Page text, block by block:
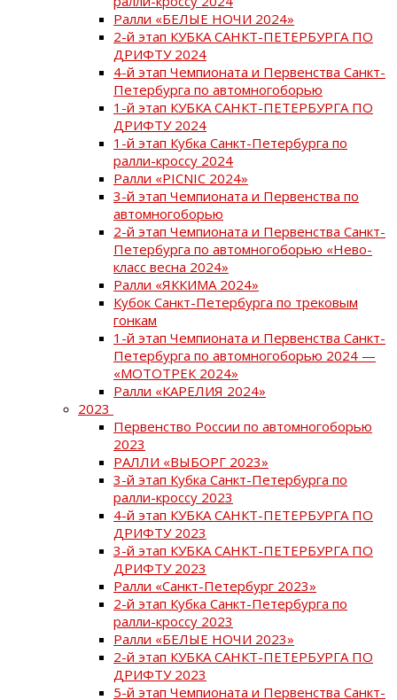
Ралли «БЕЛЫЕ НОЧИ 2024»
2-й этап КУБКА САНКТ-ПЕТЕРБУРГА ПО
ДРИФТУ 2024
4-й этап Чемпионата и Первенства Санкт-
Петербурга по автомногоборью
1-й этап КУБКА САНКТ-ПЕТЕРБУРГА ПО
ДРИФТУ 2024
1-й этап Кубка Санкт-Петербурга по
ралли-кроссу 2024
Ралли «PICNIC 2024»
3-й этап Чемпионата и Первенства по
автомногоборью
2-й этап Чемпионата и Первенства Санкт-
Петербурга по автомногоборью «Нево-
класс весна 2024»
Ралли «ЯККИМА 2024»
Кубок Санкт-Петербурга по трековым
гонкам
1-й этап Чемпионата и Первенства Санкт-
Петербурга по автомногоборью 2024 —
«МОТОТРЕК 2024»
Ралли «КАРЕЛИЯ 2024»
2023
Первенство России по автомногоборью
2023
РАЛЛИ «ВЫБОРГ 2023»
3-й этап Кубка Санкт-Петербурга по
ралли-кроссу 2023
4-й этап КУБКА САНКТ-ПЕТЕРБУРГА ПО
ДРИФТУ 2023
3-й этап КУБКА САНКТ-ПЕТЕРБУРГА ПО
ДРИФТУ 2023
Ралли «Санкт-Петербург 2023»
2-й этап Кубка Санкт-Петербурга по
ралли-кроссу 2023
Ралли «БЕЛЫЕ НОЧИ 2023»
2-й этап КУБКА САНКТ-ПЕТЕРБУРГА ПО
ДРИФТУ 2023
5-й этап Чемпионата и Первенства Санкт-